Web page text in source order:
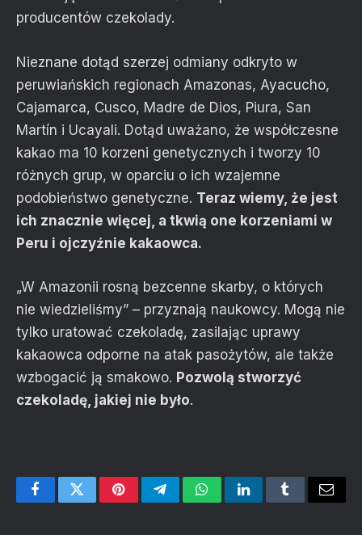
producentów czekolady.
Nieznane dotąd szerzej odmiany odkryto w
peruwiańskich regionach Amazonas, Ayacucho,
Cajamarca, Cusco, Madre de Dios, Piura, San
Martín i Ucayali. Dotąd uważano, że współczesne
kakao ma 10 korzeni genetycznych i tworzy 10
różnych grup, w oparciu o ich wzajemne
podobieństwo genetyczne. Teraz wiemy, że jest
ich znacznie więcej, a tkwią one korzeniami w
Peru i ojczyźnie kakaowca.
„W Amazonii rosną bezcenne skarby, o których
nie wiedzieliśmy” – przyznają naukowcy. Mogą nie
tylko uratować czekoladę, zasilając uprawy
kakaowca odporne na atak pasożytów, ale także
wzbogacić ją smakowo. Pozwolą stworzyć
czekoladę, jakiej nie było.
FacebookTwitterPinterestTelegramWhatsAppLinkedInTumblrEmail